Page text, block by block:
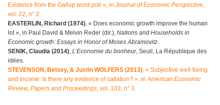
Evidence from the Gallup word poll », in Journal of Economic Perspective,
vol. 22, n° 2.
EASTERLIN, Richard (1974), « Does economic growth improve the human
lot », in Paul David & Melvin Reder (dir.), Nations and Households in
Economic growth: Essays in Honor of Moses Abramovitz.
SENIK, Claudia (2014), L’Economie du bonheur, Seuil, La République des
idées.
STEVENSON, Betsey, & Justin WOLFERS (2013), « Subjective well-being
and income: Is there any evidence of satiation? », inAmerican Economic
Review, Papers and Proceedings, vol. 103, n° 3.